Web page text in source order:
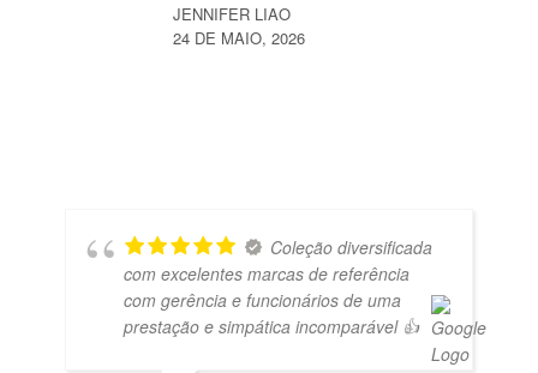
JENNIFER LIAO
24 DE MAIO, 2026
Coleção diversificada
com excelentes marcas de referência
com gerência e funcionários de uma
prestação e simpática incomparável 👍